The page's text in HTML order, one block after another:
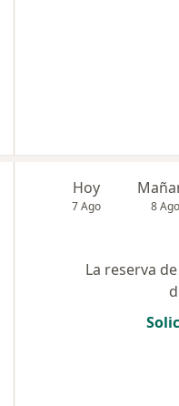
Hoy
7 Ago 8 Ago
La reserva